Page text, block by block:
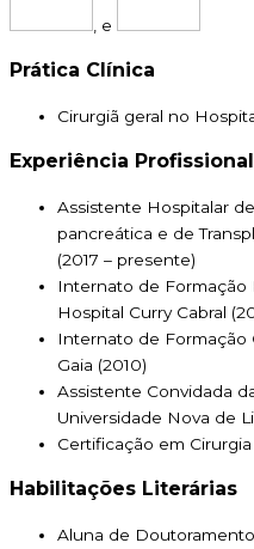
, e
Prática Clínica
Cirurgiã geral no
Experiência Profissional
Assistente Hospitalar
pancreática e de
(2017 – presente)
Internato de Formação
Hospital Curry Cabral
Internato de Formação
Gaia (2010)
Assistente Convidada
Universidade Nova de
Certificação em
Habilitações Literárias
Aluna de